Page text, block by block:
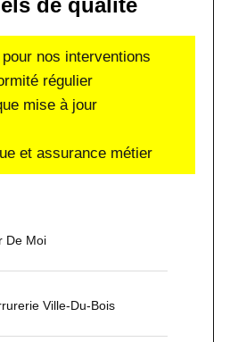
de qualité
nos interventions
régulier
mise à jour
et assurance métier
De Moi
Ville-Du-Bois